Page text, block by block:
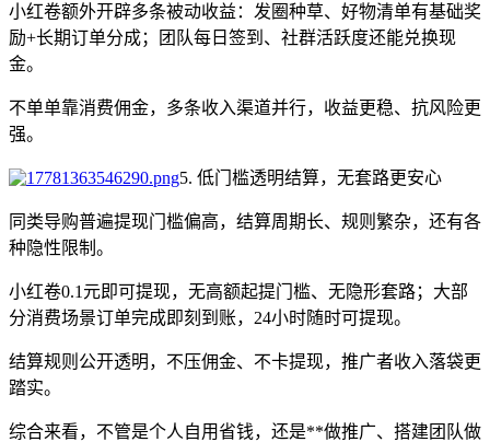
小红卷额外开辟多条被动收益：发圈种草、好物清单有基础奖
励+长期订单分成；团队每日签到、社群活跃度还能兑换现
金。
不单单靠消费佣金，多条收入渠道并行，收益更稳、抗风险更
强。
5. 低门槛透明结算，无套路更安心
同类导购普遍提现门槛偏高，结算周期长、规则繁杂，还有各
种隐性限制。
小红卷0.1元即可提现，无高额起提门槛、无隐形套路；大部
分消费场景订单完成即刻到账，24小时随时可提现。
结算规则公开透明，不压佣金、不卡提现，推广者收入落袋更
踏实。
综合来看，不管是个人自用省钱，还是**做推广、搭建团队做